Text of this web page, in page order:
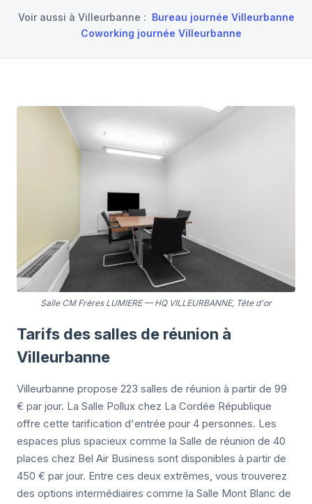
Voir aussi à Villeurbanne : Bureau journée Villeurbanne
Coworking journée Villeurbanne
Salle CM Frères LUMIERE— HQ VILLEURBANNE, Tête d'or
Tarifs des salles de réunion à
Villeurbanne
Villeurbanne propose 223 salles de réunion à partir de 99
€ par jour. La Salle Pollux chez La Cordée République
offre cette tarification d'entrée pour 4 personnes. Les
espaces plus spacieux comme la Salle de réunion de 40
places chez Bel Air Business sont disponibles à partir de
450 € par jour. Entre ces deux extrêmes, vous trouverez
des options intermédiaires comme la Salle Mont Blanc de